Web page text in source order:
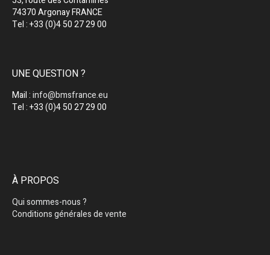
74370 Argonay FRANCE
Tel : +33 (0)4 50 27 29 00
UNE QUESTION ?
Mail :info@bmsfrance.eu
Tel : +33 (0)4 50 27 29 00
À PROPOS
Qui sommes-nous ?
Conditions générales de vente